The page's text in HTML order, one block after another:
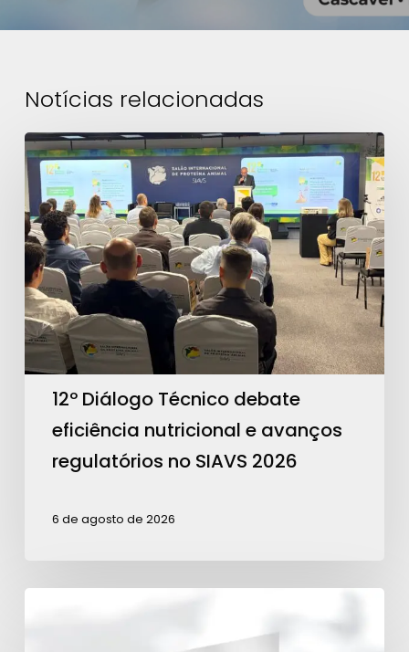
Notícias relacionadas
12º
Diálogo
Técnico
debate
eficiência
nutricional
e
avanços
regulatórios
12º Diálogo Técnico debate
eficiência nutricional e avanços
regulatórios no SIAVS 2026
6 de agosto de 2026